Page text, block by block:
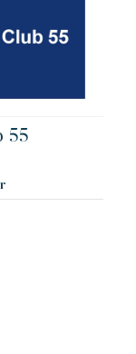
55